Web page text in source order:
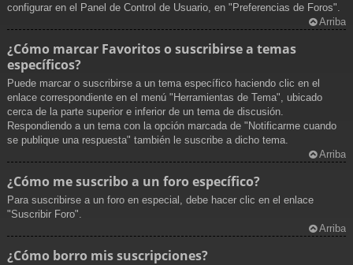
configurar en el Panel de Control de Usuario, en "Preferencias de Foros".
Arriba
¿Cómo marcar Favoritos o suscribirse a temas
específicos?
Puede marcar o suscribirse a un tema específico haciendo clic en el
enlace correspondiente en el menú "Herramientas de Tema", ubicado
cerca de la parte superior e inferior de un tema de discusión.
Respondiendo a un tema con la opción marcada de "Notificarme cuando
se publique una respuesta" también le suscribe a dicho tema.
Arriba
¿Cómo me suscribo a un foro específico?
Para suscribirse a un foro en especial, debe hacer clic en el enlace
"Suscribir Foro".
Arriba
¿Cómo borro mis suscripciones?